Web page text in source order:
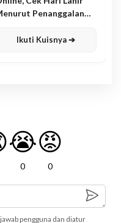
Penanggalan
Ikuti Kuisnya ➔
😭
0
😡
0
pengguna dan diatur